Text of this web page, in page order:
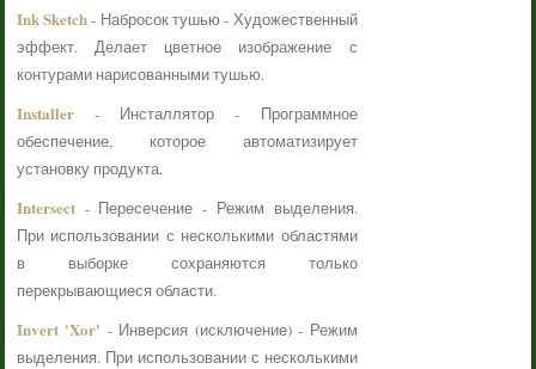
Ink Sketch- Набросок тушью - Художественный
эффект. Делает цветное изображение с
контурами нарисованными тушью.
Installer- Инсталлятор - Программное
обеспечение, которое автоматизирует
установку продукта.
Intersect- Пересечение - Режим выделения.
При использовании с несколькими областями
в выборке сохраняются только
перекрывающиеся области.
Invert 'Xor' - Инверсия (исключение) - Режим
выделения. При использовании с несколькими